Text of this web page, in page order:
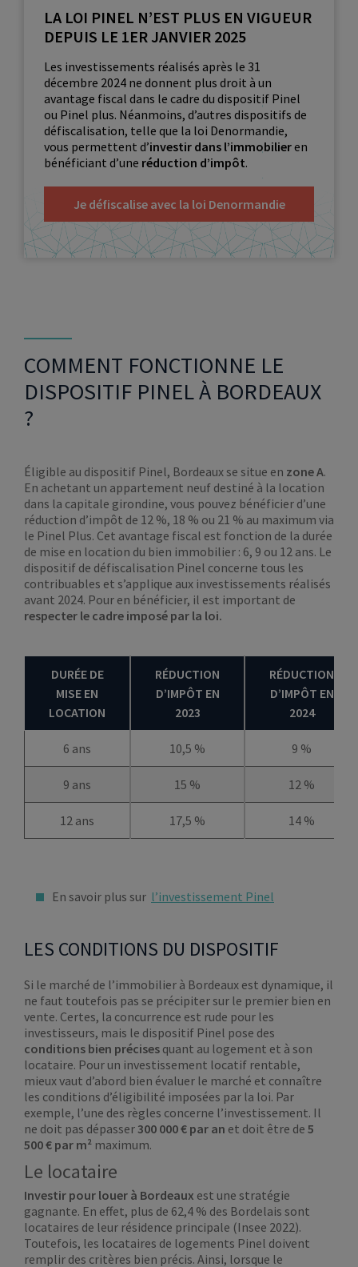
LA LOI PINEL N’EST PLUS EN VIGUEUR
DEPUIS LE 1ER JANVIER 2025
Les investissements réalisés après le 31
décembre 2024 ne donnent plus droit à un
avantage fiscal dans le cadre du dispositif Pinel
ou Pinel plus. Néanmoins, d’autres dispositifs de
défiscalisation, telle que la loi Denormandie,
vous permettent d’investir dans l’immobilieren
bénéficiant d’une réduction d’impôt.
Je défiscalise avec la loi Denormandie
COMMENT FONCTIONNE LE
DISPOSITIF PINEL À BORDEAUX
?
Éligible au dispositif Pinel, Bordeaux se situe en zone A.
En achetant un appartement neuf destiné à la location
dans la capitale girondine, vous pouvez bénéficier d’une
réduction d’impôt de 12 %, 18 % ou 21 % au maximum via
le Pinel Plus. Cet avantage fiscal est fonction de la durée
de mise en location du bien immobilier : 6, 9 ou 12 ans. Le
dispositif de défiscalisation Pinel concerne tous les
contribuables et s’applique aux investissements réalisés
avant 2024. Pour en bénéficier, il est important de
respecter le cadre imposé par la loi.
DURÉE DE
MISE EN
LOCATION
RÉDUCTION
D’IMPÔT EN
2023
RÉDUCTION
D’IMPÔT EN
2024
6 ans 10,5 % 9 %
9 ans 15 % 12 %
12 ans 17,5 % 14 %
En savoir plus sur l’investissement Pinel
LES CONDITIONS DU DISPOSITIF
Si le marché de l’immobilier à Bordeaux est dynamique, il
ne faut toutefois pas se précipiter sur le premier bien en
vente. Certes, la concurrence est rude pour les
investisseurs, mais le dispositif Pinel pose des
conditions bien précises quant au logement et à son
locataire. Pour un investissement locatif rentable,
mieux vaut d’abord bien évaluer le marché et connaître
les conditions d’éligibilité imposées par la loi. Par
exemple, l’une des règles concerne l’investissement. Il
ne doit pas dépasser300 000 € par an et doit être de 5
500 € par m² maximum.
Le locataire
Investir pour louer à Bordeaux est une stratégie
gagnante. En effet, plus de 62,4 % des Bordelais sont
locataires de leur résidence principale (Insee 2022).
Toutefois, les locataires de logements Pinel doivent
remplir des critères bien précis. Ainsi, lorsque le